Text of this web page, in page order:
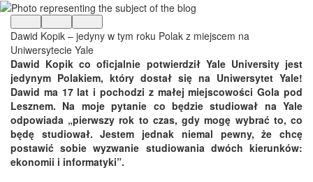
Dawid Kopik – jedyny w tym roku Polak z miejscem na
Uniwersytecie Yale
Dawid Kopik co oficjalnie potwierdził Yale University jest
jedynym Polakiem, który dostał się na Uniwersytet Yale!
Dawid ma 17 lat i pochodzi z małej miejscowości Gola pod
Lesznem. Na moje pytanie co będzie studiował na Yale
odpowiada „pierwszy rok to czas, gdy mogę wybrać to, co
będę studiował. Jestem jednak niemal pewny, że chcę
postawić sobie wyzwanie studiowania dwóch kierunków:
ekonomii i informatyki”.